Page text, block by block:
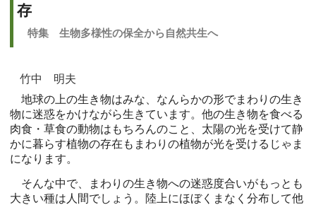
存
特集 生物多様性の保全から自然共生へ
竹中 明夫
地球の上の生き物はみな、なんらかの形でまわりの生き
物に迷惑をかけながら生きています。他の生き物を食べる
肉食・草食の動物はもちろんのこと、太陽の光を受けて静
かに暮らす植物の存在もまわりの植物が光を受けるじゃま
になります。
そんな中で、まわりの生き物への迷惑度合いがもっとも
大きい種は人間でしょう。陸上にほぼくまなく分布して他